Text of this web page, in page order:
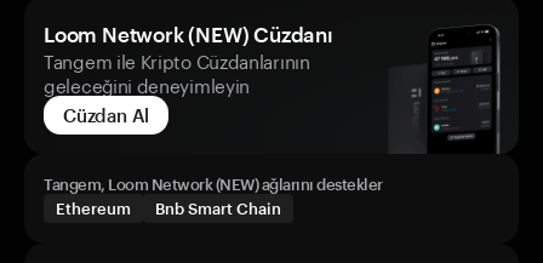
Loom Network (NEW) Cüzdanı
Tangem ile Kripto Cüzdanlarının
geleceğini deneyimleyin
Cüzdan Al
Tangem, Loom Network (NEW) ağlarını destekler
Ethereum
Bnb Smart Chain